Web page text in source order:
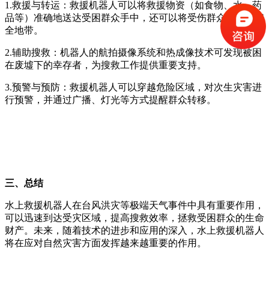
1.救援与转运：救援机器人可以将救援物资（如食物、水、药
品等）准确地送达受困群众手中，还可以将受伤群众转运至安
全地带。
2.辅助搜救：机器人的航拍摄像系统和热成像技术可发现被困
在废墟下的幸存者，为搜救工作提供重要支持。
3.预警与预防：救援机器人可以穿越危险区域，对次生灾害进
行预警，并通过广播、灯光等方式提醒群众转移。
三、总结
水上救援机器人在台风洪灾等极端天气事件中具有重要作用，
可以迅速到达受灾区域，提高搜救效率，拯救受困群众的生命
财产。未来，随着技术的进步和应用的深入，水上救援机器人
将在应对自然灾害方面发挥越来越重要的作用。